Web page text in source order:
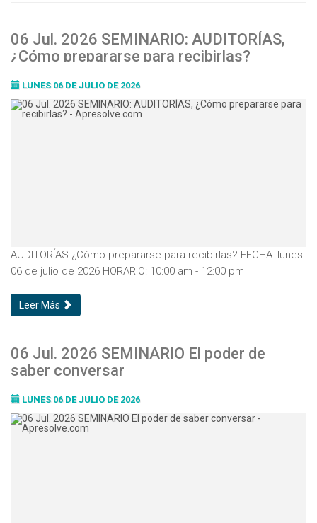
06 Jul. 2026 SEMINARIO: AUDITORÍAS,
¿Cómo prepararse para recibirlas?
LUNES 06 DE JULIO DE 2026
AUDITORÍAS ¿Cómo prepararse para recibirlas? FECHA: lunes
06 de julio de 2026 HORARIO: 10:00 am - 12:00 pm
Leer Más
06 Jul. 2026 SEMINARIO El poder de
saber conversar
LUNES 06 DE JULIO DE 2026